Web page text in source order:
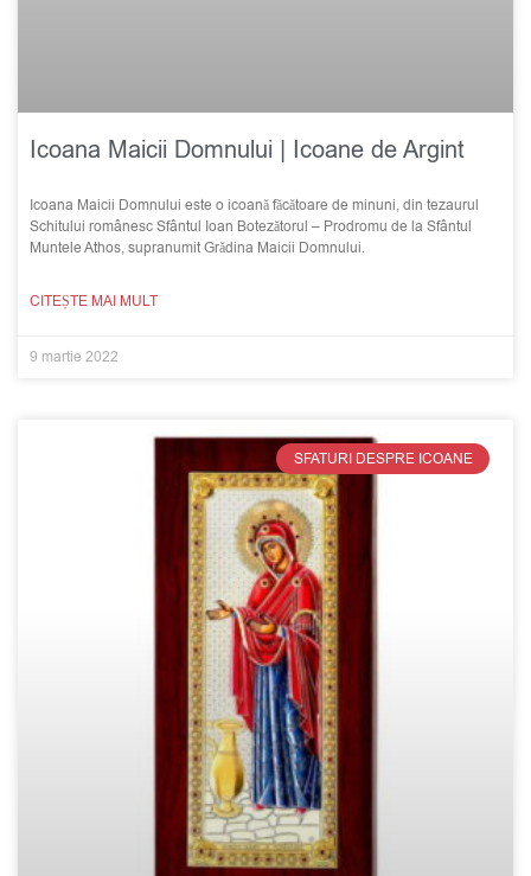
Icoana Maicii Domnului | Icoane de Argint
Icoana Maicii Domnului este o icoană făcătoare de minuni, din tezaurul
Schitului românesc Sfântul Ioan Botezătorul – Prodromu de la Sfântul
Muntele Athos, supranumit Grădina Maicii Domnului.
CITEȘTE MAI MULT
9 martie 2022
SFATURI DESPRE ICOANE